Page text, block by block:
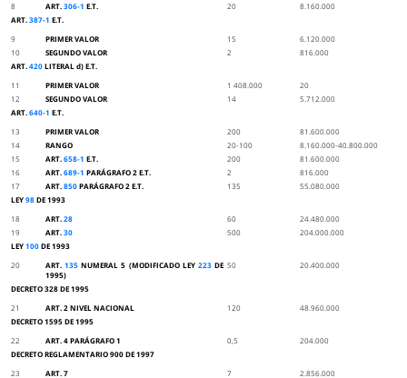
8
ART.306-1 E.T. 20
8.160.000
ART.387-1 E.T.
9
PRIMER VALOR 15
6.120.000
10
SEGUNDO VALOR 2
816.000
ART.420LITERAL d) E.T.
11
PRIMER VALOR 1 408.000
20
12
SEGUNDO VALOR 14
5.712.000
ART.640-1 E.T.
13
PRIMER VALOR 200
81.600.000
14
RANGO 20-100
8.160.000-40.800.000
15
ART.658-1 E.T. 200
81.600.000
16
ART.689-1 PARÁGRAFO 2 E.T. 2
816.000
17
ART.850PARÁGRAFO 2 E.T. 135
55.080.000
LEY98DE 1993
18
ART.28 60
24.480.000
19
ART.30 500
204.000.000
LEY100DE 1993
20
ART.135 NUMERAL 5 (MODIFICADO LEY 223DE
1995)
50 20.400.000
DECRETO 328 DE 1995
21
ART. 2 NIVEL NACIONAL 120
48.960.000
DECRETO 1595 DE 1995
22
ART. 4 PARÁGRAFO 1 0,5
204.000
DECRETO REGLAMENTARIO 900 DE 1997
23
ART. 7 7
2.856.000